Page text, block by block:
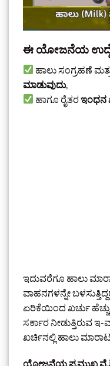
ಈ ಯೋಜನೆಯ
ಹಾಲು ಸಂಗ್ರಹಣೆ
ಮಾಡುವುದು,
ಹಾಗೂ ರೈತರಇಂಧನ
ಇದುವರೆಗೂ ಹಾಲು
ವಾಹನಗಳನ್ನೇ
ಏರಿಕೆಯಿಂದ ಖರ್ಚು
ಸರ್ಕಾರ ನೀಡುತ್ತಿರುವ
ಖರ್ಚಿನಲ್ಲಿ ಹಾಲು
ಯೋಜನೆಯ ಪ್ರಮುಖ